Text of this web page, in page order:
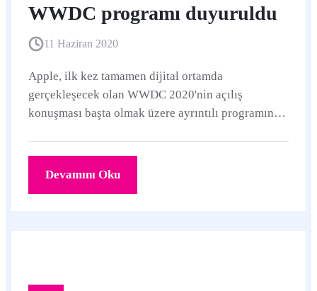
WWDC programı duyuruldu
11 Haziran 2020
Apple, ilk kez tamamen dijital ortamda
gerçekleşecek olan WWDC 2020'nin açılış
konuşması başta olmak üzere ayrıntılı programını
Devamını Oku